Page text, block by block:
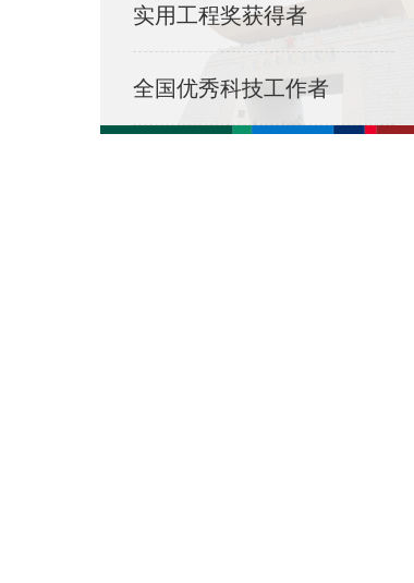
实用工程奖获得者
全国优秀科技工作者